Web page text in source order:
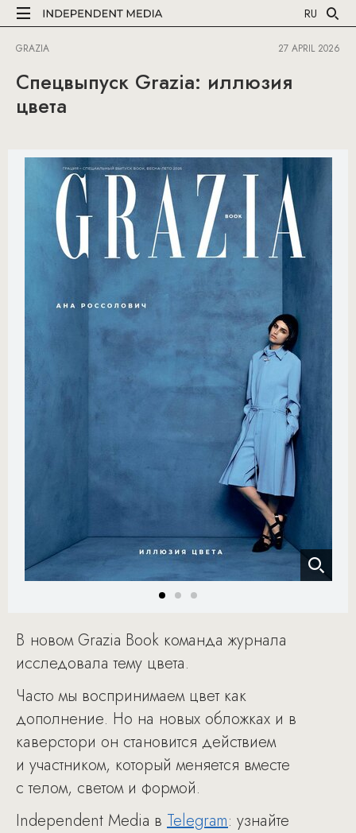
RU
GRAZIA 27 APRIL 2026
Спецвыпуск Grazia: иллюзия
цвета
В новом Grazia Book команда журнала
исследовала тему цвета.
Часто мы воспринимаем цвет как
дополнение. Но на новых обложках и в
каверстори он становится действием
и участником, который меняется вместе
с телом, светом и формой.
Independent Media в Telegram: узнайте